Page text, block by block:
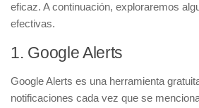
eficaz. A continuación, exploraremos
efectivas.
1. Google Alerts
Google Alerts es una herramienta
notificaciones cada vez que se